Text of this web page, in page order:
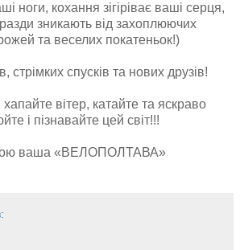
ноги, кохання зігіріває ваші серця,
зникають від захоплюючих
та веселих покатеньок!)
стрімких спусків та нових друзів!
хапайте вітер, катайте та яскраво
і пізнавайте цей світ!!!
ваша «ВЕЛОПОЛТАВА»